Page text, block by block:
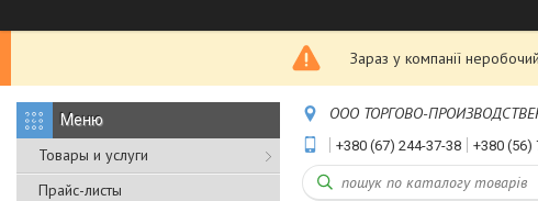
Зараз у компанії
Товары и услуги
Прайс-листы
ООО ТОРГОВО-
+380 (67) 244-37-38 +380 (56)